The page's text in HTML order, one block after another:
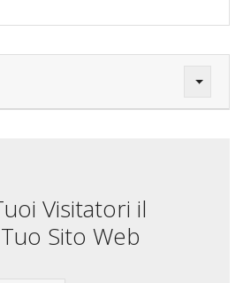
Visitatori il
Sito Web